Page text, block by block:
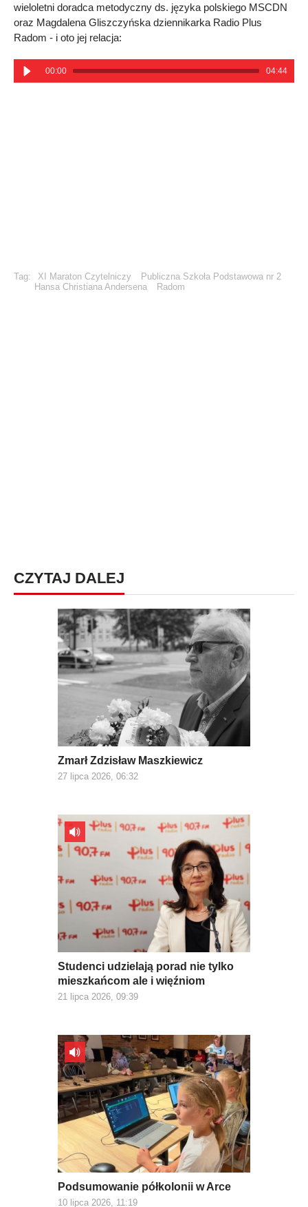
wieloletni doradca metodyczny ds. języka polskiego MSCDN
oraz Magdalena Gliszczyńska dziennikarka Radio Plus
Radom - i oto jej relacja:
00:00 04:44
Tag: XI Maraton Czytelniczy
Publiczna Szkoła Podstawowa nr 2
Hansa Christiana Andersena
Radom
CZYTAJ DALEJ
Zmarł Zdzisław Maszkiewicz
27 lipca 2026, 06:32
Studenci udzielają porad nie tylko
mieszkańcom ale i więźniom
21 lipca 2026, 09:39
Podsumowanie półkolonii w Arce
10 lipca 2026, 11:19